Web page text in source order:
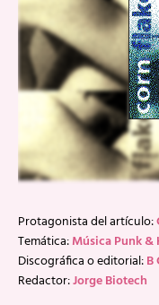
Protagonista del artículo:
Temática:Música Punk &
Discográfica o editorial:B
Redactor:Jorge Biotech